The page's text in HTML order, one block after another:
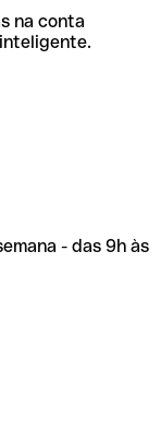
na conta
- das 9h às